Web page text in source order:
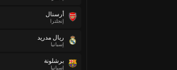
أرسنال
إنجلترا
ريال مدريد
إسبانيا
برشلونة
إسبانيا